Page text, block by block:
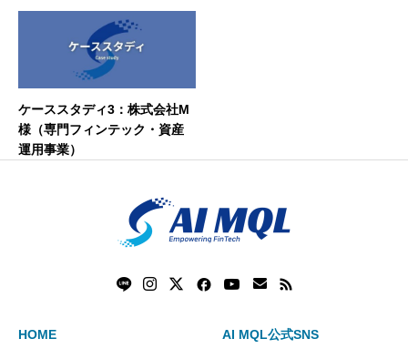
ケーススタディ3：株式会社M
様（専門フィンテック・資産
運用事業）
HOME AI MQL公式SNS